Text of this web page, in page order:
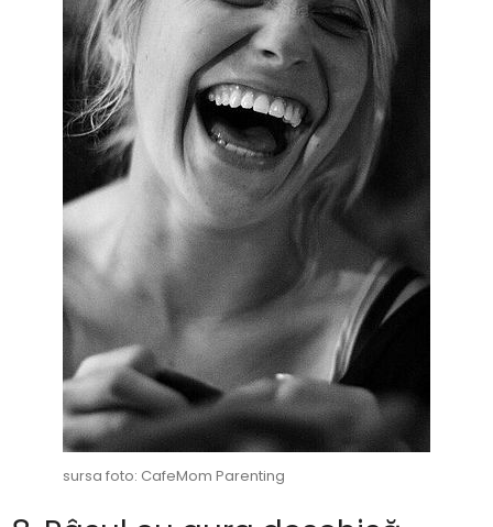
sursa foto: CafeMom Parenting